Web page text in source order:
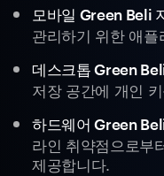
모바일 Green Beli
관리하기 위한 애
데스크톱 Green
저장 공간에 개인
하드웨어 Green
라인 취약점으로부
제공합니다.